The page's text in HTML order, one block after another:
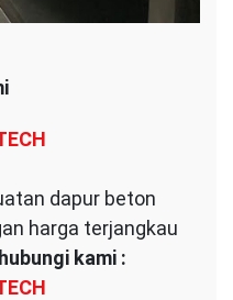
dapur beton
harga terjangkau
kami :